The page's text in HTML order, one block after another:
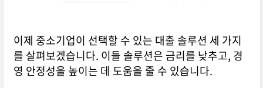
이제 중소기업이 선택할 수 있는 대출 솔루션 세 가지
를 살펴보겠습니다. 이들 솔루션은 금리를 낮추고, 경
영 안정성을 높이는 데 도움을 줄 수 있습니다.